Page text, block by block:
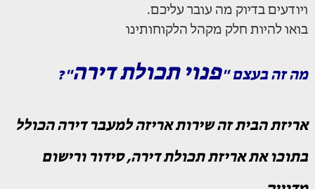
ויודעים בדיוק מה עובר עליכם.
בואו להיות חלק מקהל הלקוחותינו
מה זה בעצם "פנוי תכולת דירה"?
אריזת הבית זה שירות אריזה למעבר דירה הכולל
בתוכו את אריזת תכולת דירה, סידור ורישום